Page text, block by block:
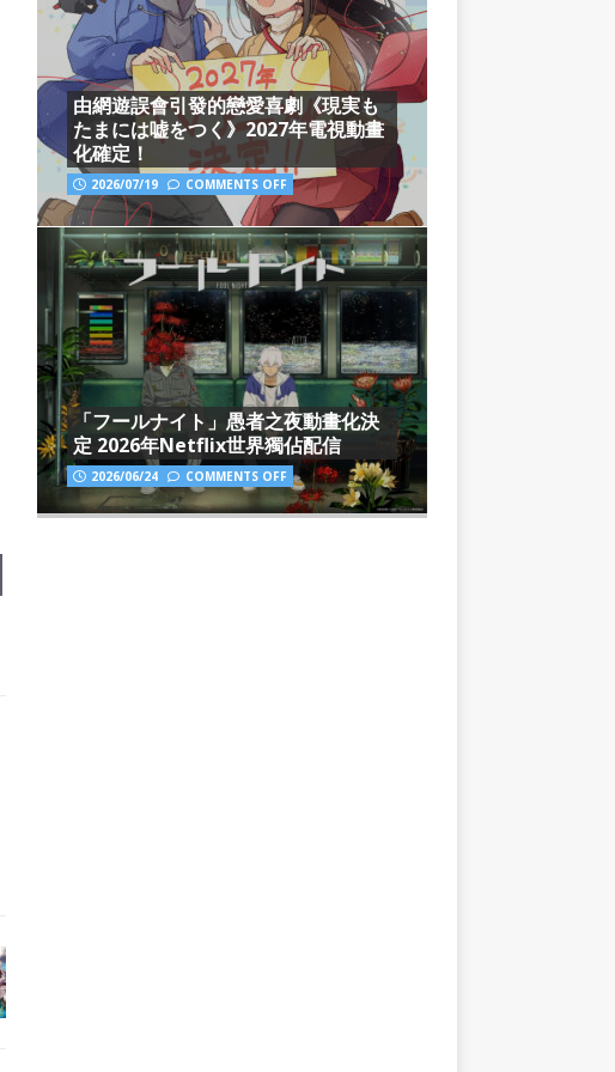
由網遊誤會引發的戀愛喜劇《現実も
たまには嘘をつく》2027年電視動畫
化確定！
2026/07/19 COMMENTS OFF
「フールナイト」愚者之夜動畫化決
定 2026年Netflix世界獨佔配信
2026/06/24 COMMENTS OFF